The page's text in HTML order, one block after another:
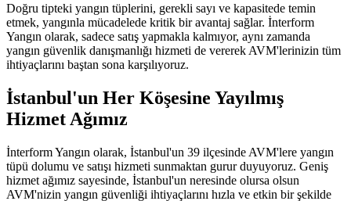
Doğru tipteki yangın tüplerini, gerekli sayı ve kapasitede temin
etmek, yangınla mücadelede kritik bir avantaj sağlar. İnterform
Yangın olarak, sadece satış yapmakla kalmıyor, aynı zamanda
yangın güvenlik danışmanlığı hizmeti de vererek AVM'lerinizin tüm
ihtiyaçlarını baştan sona karşılıyoruz.
İstanbul'un Her Köşesine Yayılmış
Hizmet Ağımız
İnterform Yangın olarak, İstanbul'un 39 ilçesinde AVM'lere yangın
tüpü dolumu ve satışı hizmeti sunmaktan gurur duyuyoruz. Geniş
hizmet ağımız sayesinde, İstanbul'un neresinde olursa olsun
AVM'nizin yangın güvenliği ihtiyaçlarını hızla ve etkin bir şekilde